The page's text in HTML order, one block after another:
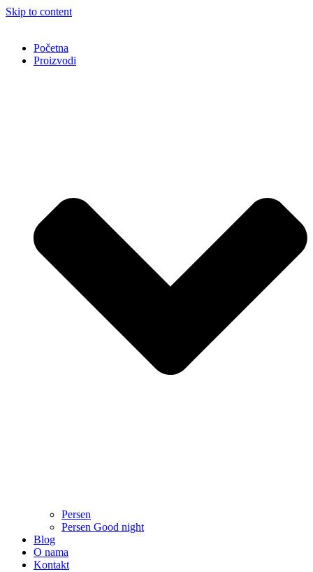
Skip to content
Početna
Proizvodi
Persen
Persen Good night
Blog
O nama
Kontakt